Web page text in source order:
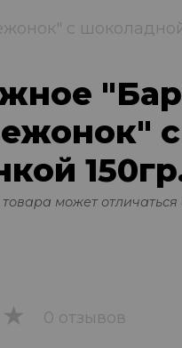
с шоколадной
может
0 отзывов